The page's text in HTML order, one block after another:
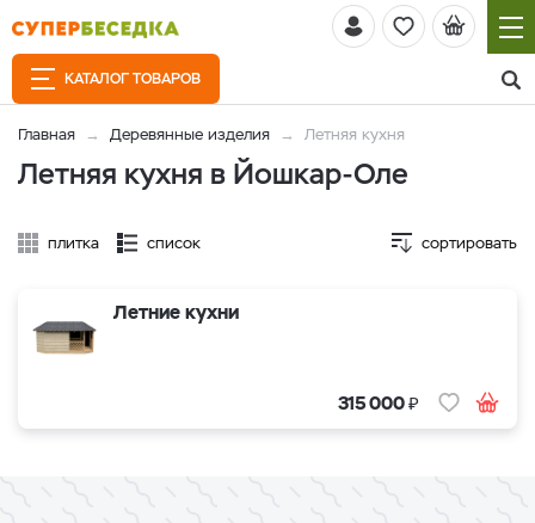
КАТАЛОГ ТОВАРОВ
Главная Деревянные изделия Летняя кухня
Летняя кухня в Йошкар-Оле
плитка список сортировать
Летние кухни
315 000₽